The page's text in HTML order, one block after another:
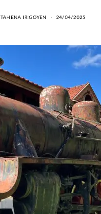
TAHENA IRIGOYEN 24/04/2025